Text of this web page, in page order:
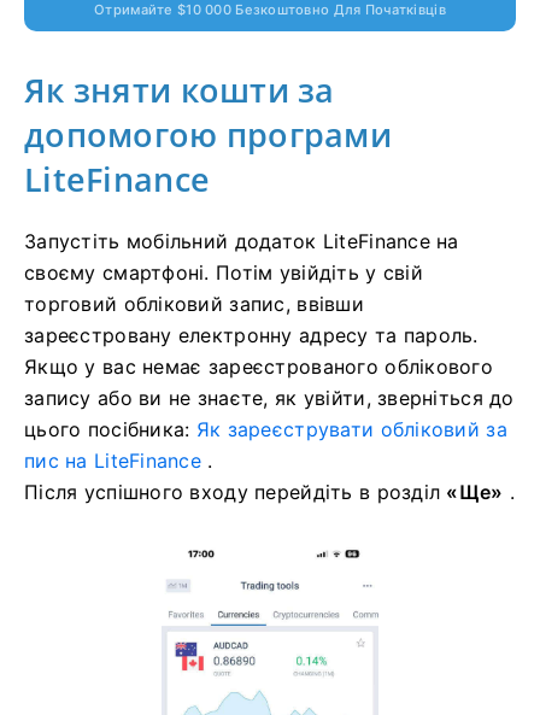
Отримайте $10 000 Безкоштовно Для Початківців
Як зняти кошти за
допомогою програми
LiteFinance
Запустіть мобільний додаток LiteFinance на
своєму смартфоні. Потім увійдіть у свій
торговий обліковий запис, ввівши
зареєстровану електронну адресу та пароль.
Якщо у вас немає зареєстрованого облікового
запису або ви не знаєте, як увійти, зверніться до
цього посібника: Як зареєструвати обліковий за
пис на LiteFinance .
Після успішного входу перейдіть в розділ «Ще» .